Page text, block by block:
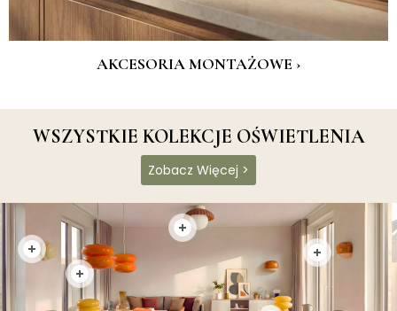
AKCESORIA MONTAŻOWE ›
WSZYSTKIE KOLEKCJE OŚWIETLENIA
Zobacz Więcej >